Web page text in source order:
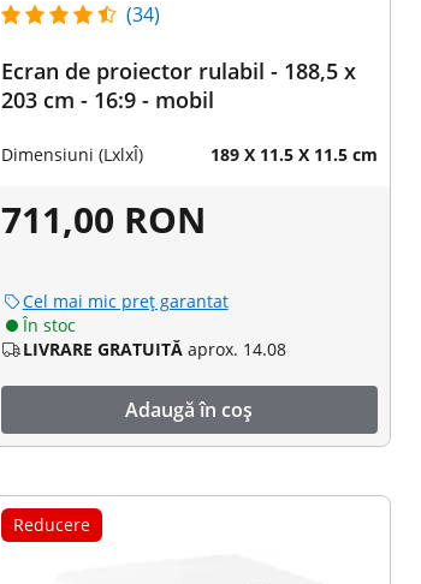
(34)
Ecran de proiector rulabil - 188,5 x
203 cm - 16:9 - mobil
Dimensiuni (LxlxÎ) 189 X 11.5 X 11.5 cm
711,00 RON
Cel mai mic preț garantat
În stoc
LIVRARE GRATUITĂ aprox. 14.08
Adaugă în coș
Reducere